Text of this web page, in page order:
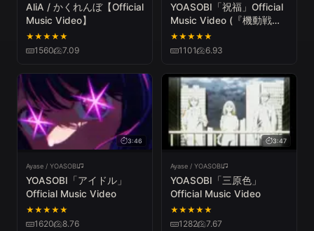
AliA / かくれんぼ【Official
Music Video】
★★★★★
1560 7.09
YOASOBI「祝福」Official
Music Video (『機動戦士
ガンダム 水星の魔女』オ
ープニングテーマ)
★★★★★
1101 6.93
3:46
Ayase / YOASOBI
YOASOBI「アイドル」
Official Music Video
★★★★★
1620 8.76
3:47
Ayase / YOASOBI
YOASOBI「三原色」
Official Music Video
★★★★★
1282 7.67